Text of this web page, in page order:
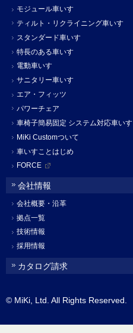
モジュール車いす
ティルト・リクライニング車いす
スタンダード車いす
特長のある車いす
電動車いす
サニタリー車いす
エア・フィッツ
パワーチェア
車椅子簡易固定 システム対応車いす
MiKi Customついて
車いすことはじめ
FORCE
会社情報
会社概要・沿革
拠点一覧
技術情報
採用情報
カタログ請求
© MiKi, Ltd. All Rights Reserved.